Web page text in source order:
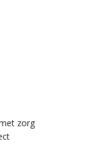
zorg